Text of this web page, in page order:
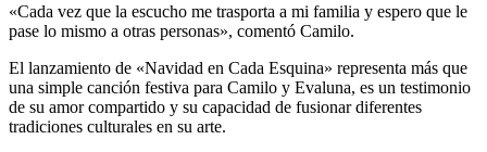
«Cada vez que la escucho me trasporta a mi familia y espero que le
pase lo mismo a otras personas», comentó Camilo.
El lanzamiento de «Navidad en Cada Esquina» representa más que
una simple canción festiva para Camilo y Evaluna, es un testimonio
de su amor compartido y su capacidad de fusionar diferentes
tradiciones culturales en su arte.